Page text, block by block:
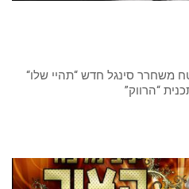
משחרר סינגל חדש “תהיי שלו“
“הרווק”